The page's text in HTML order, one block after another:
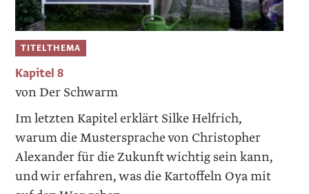
TITELTHEMA
Kapitel 8
von Der Schwarm
Im letzten Kapitel erklärt Silke Helfrich,
warum die Mustersprache von Christopher
Alexander für die Zukunft wichtig sein kann,
und wir erfahren, was die Kartoffeln Oya mit